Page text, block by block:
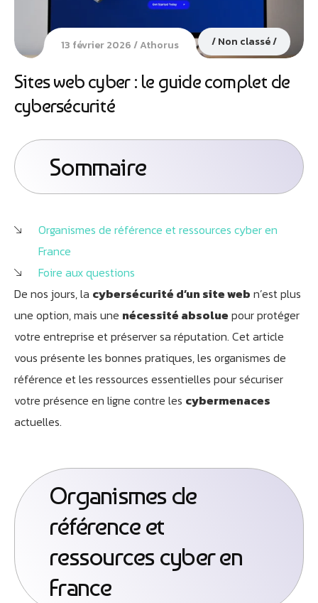
13 février 2026 Athorus Non classé
Sites web cyber : le guide complet de
cybersécurité
Sommaire
Organismes de référence et ressources cyber en
France
Foire aux questions
De nos jours, la cybersécurité d’un site web n’est plus
une option, mais une nécessité absolue pour protéger
votre entreprise et préserver sa réputation. Cet article
vous présente les bonnes pratiques, les organismes de
référence et les ressources essentielles pour sécuriser
votre présence en ligne contre les cybermenaces
actuelles.
Organismes de
référence et
ressources cyber en
France